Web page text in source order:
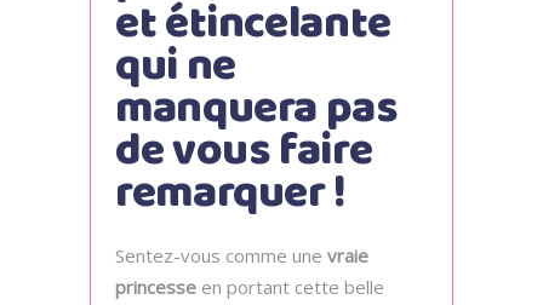
et étincelante
qui ne
manquera pas
de vous faire
remarquer !
Sentez-vous comme une vraie
princesse en portant cette belle